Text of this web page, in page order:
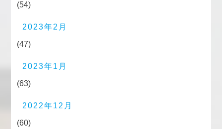
(54)
2023年2月
(47)
2023年1月
(63)
2022年12月
(60)